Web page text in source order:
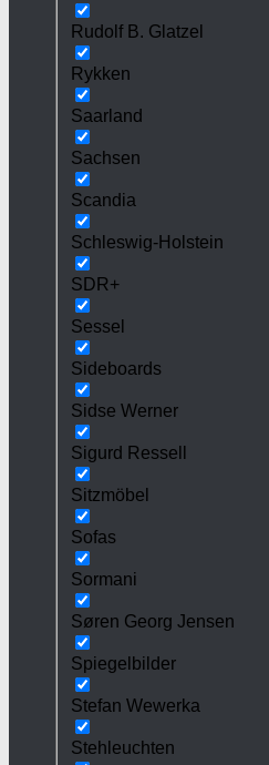
Rudolf B. Glatzel
Rykken
Saarland
Sachsen
Scandia
Schleswig-Holstein
SDR+
Sessel
Sideboards
Sidse Werner
Sigurd Ressell
Sitzmöbel
Sofas
Sormani
Søren Georg Jensen
Spiegelbilder
Stefan Wewerka
Stehleuchten